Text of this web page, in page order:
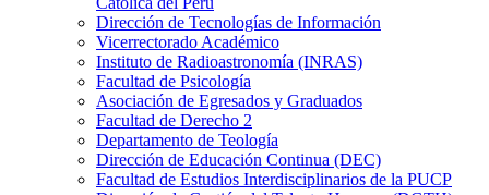
Dirección de Tecnologías de Información
Vicerrectorado Académico
Instituto de Radioastronomía (INRAS)
Facultad de Psicología
Asociación de Egresados y Graduados
Facultad de Derecho 2
Departamento de Teología
Dirección de Educación Continua (DEC)
Facultad de Estudios Interdisciplinarios de la PUCP